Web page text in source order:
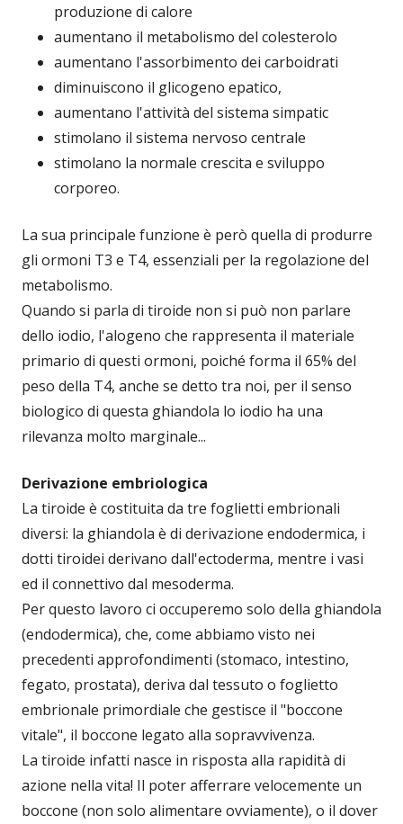
produzione di calore
aumentano il metabolismo del colesterolo
aumentano l'assorbimento dei carboidrati
diminuiscono il glicogeno epatico,
aumentano l'attività del sistema simpatic
stimolano il sistema nervoso centrale
stimolano la normale crescita e sviluppo
corporeo.
La sua principale funzione è però quella di produrre
gli ormoni T3 e T4, essenziali per la regolazione del
metabolismo.
Quando si parla di tiroide non si può non parlare
dello iodio, l'alogeno che rappresenta il materiale
primario di questi ormoni, poiché forma il 65% del
peso della T4, anche se detto tra noi, per il senso
biologico di questa ghiandola lo iodio ha una
rilevanza molto marginale...
Derivazione embriologica
La tiroide è costituita da tre foglietti embrionali
diversi: la ghiandola è di derivazione endodermica, i
dotti tiroidei derivano dall'ectoderma, mentre i vasi
ed il connettivo dal mesoderma.
Per questo lavoro ci occuperemo solo della ghiandola
(endodermica), che, come abbiamo visto nei
precedenti approfondimenti (stomaco, intestino,
fegato, prostata), deriva dal tessuto o foglietto
embrionale primordiale che gestisce il "boccone
vitale", il boccone legato alla sopravvivenza.
La tiroide infatti nasce in risposta alla rapidità di
azione nella vita! Il poter afferrare velocemente un
boccone (non solo alimentare ovviamente), o il dover